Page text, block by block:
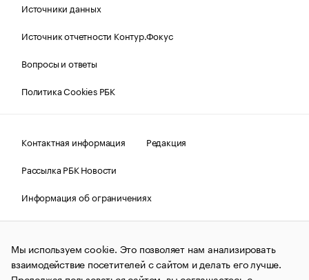
Источники данных
Источник отчетности Контур.Фокус
Вопросы и ответы
Политика Cookies РБК
Контактная информация
Редакция
Рассылка РБК Новости
Информация об ограничениях
Правовая информация
О соблюдении авторских прав
© АО «РОСБИЗНЕСКОНСАЛТИНГ»,1995–2026.Сообщения
и материалы информационного агентства «РБК»
(зарегистрировано Федеральной службой по надзору в сфере
Мы используем cookie. Это позволяет нам анализировать
взаимодействие посетителей с сайтом и делать его лучше.